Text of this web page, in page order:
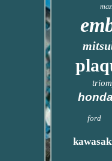
honda
ford